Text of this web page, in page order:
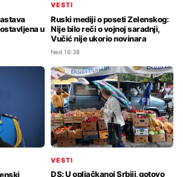
u
VESTI
Ruski mediji o poseti Zelenskog:
Nije bilo reči o vojnoj saradnji,
Vučić nije ukorio novinara
Ned 16:38
VESTI
DS: U opljačkanoj Srbiji, gotovo